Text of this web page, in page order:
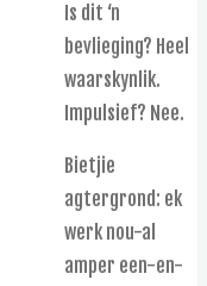
Is dit ‘n
bevlieging? Heel
waarskynlik.
Impulsief? Nee.
Bietjie
agtergrond: ek
werk nou-al
amper een-en-